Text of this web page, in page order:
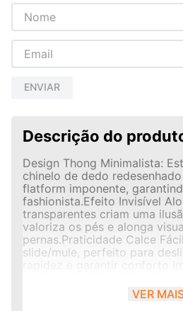
ENVIAR
Descrição do
Design Thong Minimalista:
chinelo de dedo
flatform imponente,
fashionista.Efeito Invisível
transparentes criam uma
valoriza os pés e alonga
pernas.Praticidade Calce
slide/mule, perfeito para
rapidez e garantir conforto
plataforma plano distribui
corporal, proporcionando
VER